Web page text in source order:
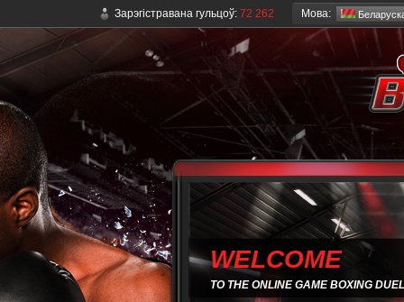
Зарэгістравана гульцоў: 72 262 Мова:
WELCOME
TO THE ONLINE GAME BOXING DUEL